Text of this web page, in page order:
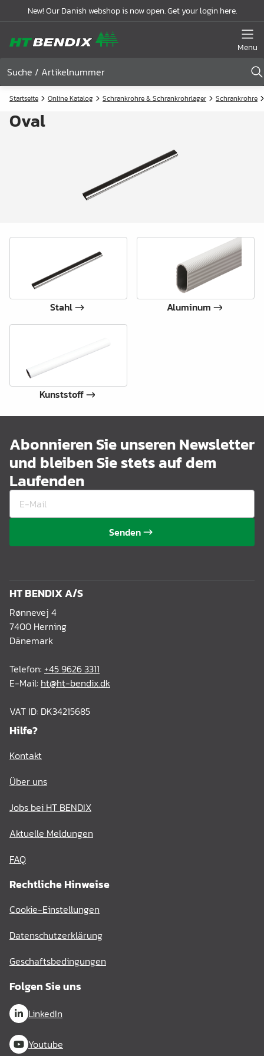
New! Our Danish webshop is now open. Get your login here.
Menu
Startseite Online Katalog Schrankrohre & Schrankrohrlager Schrankrohre
Oval
Stahl Aluminum
Kunststoff
Abonnieren Sie unseren Newsletter
und bleiben Sie stets auf dem
Laufenden
Senden
HT BENDIX A/S
Rønnevej 4
7400 Herning
Dänemark
Telefon: +45 9626 3311
E-Mail: ht@ht-bendix.dk
VAT ID: DK34215685
Hilfe?
Kontakt
Über uns
Jobs bei HT BENDIX
Aktuelle Meldungen
FAQ
Rechtliche Hinweise
Cookie-Einstellungen
Datenschutzerklärung
Geschaftsbedingungen
Folgen Sie uns
LinkedIn
Youtube